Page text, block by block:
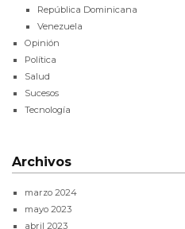
República Dominicana
Venezuela
Opinión
Política
Salud
Sucesos
Tecnología
Archivos
marzo 2024
mayo 2023
abril 2023